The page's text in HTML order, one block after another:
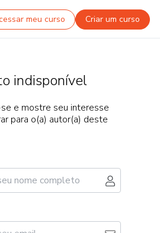
meu curso Criar um curso
indisponível
e mostre seu interesse
para o(a) autor(a) deste